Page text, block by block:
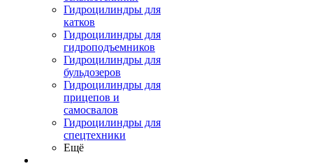
Гидроцилиндры для
катков
Гидроцилиндры для
гидроподъемников
Гидроцилиндры для
бульдозеров
Гидроцилиндры для
прицепов и
самосвалов
Гидроцилиндры для
спецтехники
Ещё